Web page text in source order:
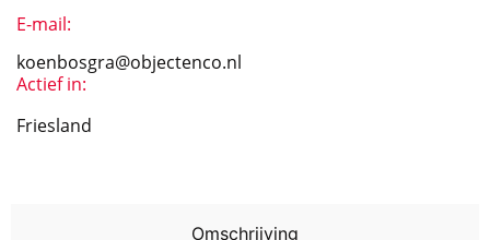
E-mail:
koenbosgra@objectenco.nl
Actief in:
Friesland
Omschrijving